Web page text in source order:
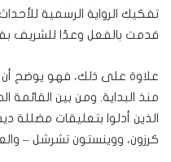
تفكيك الرواية الرسمية
قدمت بالفعل وعدًا للشريف
علاوة على ذلك، فهو يوضح أن
منذ البداية. ومن بين القائمة
الذين أدلوا بتعليقات مضللة
كرزون، ووينستون تشرشل –